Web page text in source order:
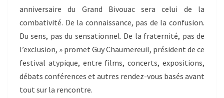
anniversaire du Grand Bivouac sera celui de la
combativité. De la connaissance, pas de la confusion.
Du sens, pas du sensationnel. De la fraternité, pas de
l’exclusion, » promet Guy Chaumereuil, président de ce
festival atypique, entre films, concerts, expositions,
débats conférences et autres rendez-vous basés avant
tout sur la rencontre.